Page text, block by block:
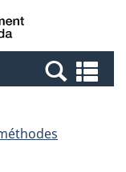
Canada
et